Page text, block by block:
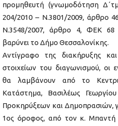
προμηθευτή (γνωμοδότηση
204/2010 – Ν.3801/2009, άρθρο
Ν.3548/2007, άρθρο 4, ΦΕΚ
βαρύνει το Δήμο Θεσσαλονίκης.
Αντίγραφο της διακήρυξης
στοιχείων του διαγωνισμού, οι
θα λαμβάνουν από το
Κατάστημα, Βασιλέως
Προκηρύξεων και Δημοπρασιών,
1ος όροφος, από τον κ. Μπαντή